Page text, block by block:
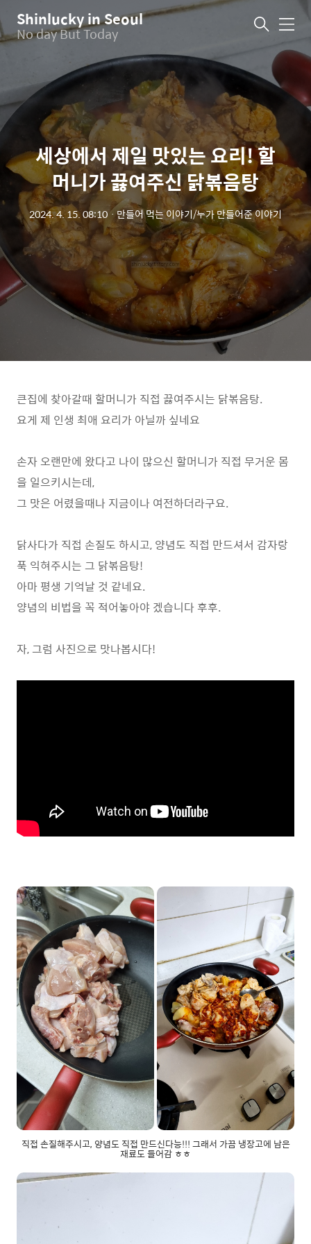
Shinlucky in Seoul
No day But Today 메
세상에서 제일 맛있는 요리! 할
머니가 끓여주신 닭볶음탕
2024. 4. 15. 08:10ㆍ만들어 먹는 이야기/누가 만들어준 이야기
큰집에 찾아갈때 할머니가 직접 끓여주시는 닭볶음탕.
요게 제 인생 최애 요리가 아닐까 싶네요
손자 오랜만에 왔다고 나이 많으신 할머니가 직접 무거운 몸
을 일으키시는데,
그 맛은 어렸을때나 지금이나 여전하더라구요.
닭사다가 직접 손질도 하시고, 양념도 직접 만드셔서 감자랑
푹 익혀주시는 그 닭볶음탕!
아마 평생 기억날 것 같네요.
양념의 비법을 꼭 적어놓아야 겠습니다 후후.
자, 그럼 사진으로 맛나봅시다!
직접 손질해주시고, 양념도 직접 만드신다능!!! 그래서 가끔 냉장고에 남은
재료도 들어감 ㅎㅎ